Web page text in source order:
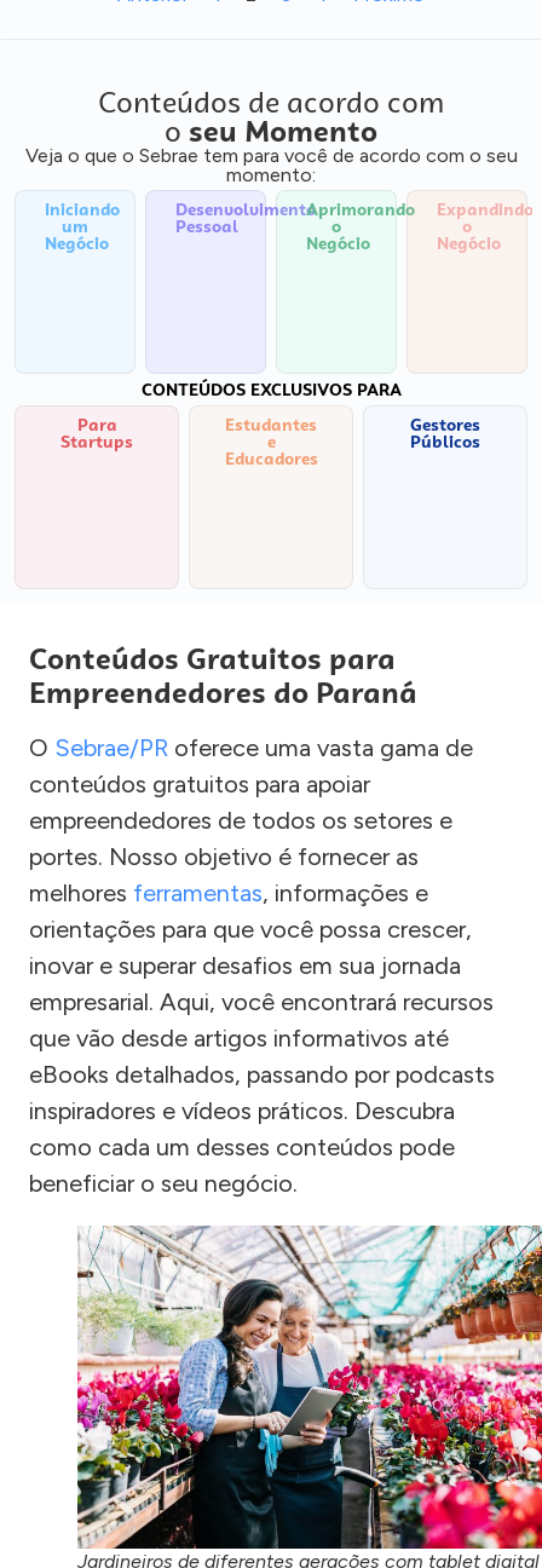
Conteúdos de acordo com
o seu Momento
Veja o que o Sebrae tem para você de acordo com o seu
momento:
Iniciando
um
Negócio
Desenvolvimento
Pessoal
Aprimorando
o
Negócio
Expandindo
o
Negócio
CONTEÚDOS EXCLUSIVOS PARA
Para
Startups
Estudantes
e
Educadores
Gestores
Públicos
Conteúdos Gratuitos para
Empreendedores do Paraná
O Sebrae/PR oferece uma vasta gama de
conteúdos gratuitos para apoiar
empreendedores de todos os setores e
portes. Nosso objetivo é fornecer as
melhores ferramentas, informações e
orientações para que você possa crescer,
inovar e superar desafios em sua jornada
empresarial. Aqui, você encontrará recursos
que vão desde artigos informativos até
eBooks detalhados, passando por podcasts
inspiradores e vídeos práticos. Descubra
como cada um desses conteúdos pode
beneficiar o seu negócio.
Jardineiros de diferentes gerações com tablet digital